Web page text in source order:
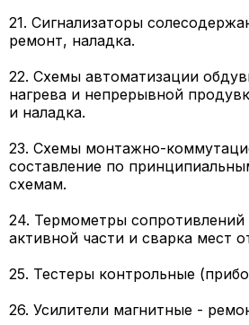
21. Сигнализаторы
ремонт, наладка.
22. Схемы автоматизации
нагрева и непрерывной
и наладка.
23. Схемы монтажно-
составление по
схемам.
24. Термометры
активной части и сварка мест
25. Тестеры контрольные
26. Усилители магнитные -